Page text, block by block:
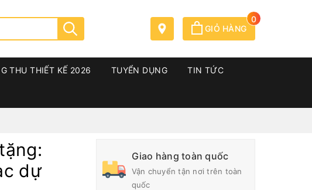
GIỎ HÀNG
0
THU THIẾT KẾ 2026 TUYỂN DỤNG TIN TỨC
dự
Giao hàng toàn quốc
Vận chuyển tận nơi trên toàn
quốc